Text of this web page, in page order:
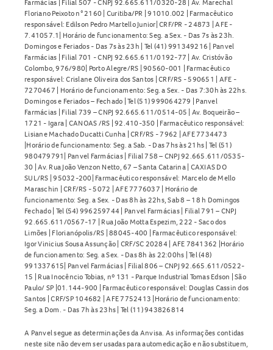
Farmácias | Filial 507 - CNPJ 92.665.611/0320-28 | Av. Marechal
Floriano Peixoto n° 2160 | Curitiba/PR | 91010.002 | Farmacêutico
responsável: Edilson Pedro Martello Junior| CRF/PR - 24873 | AFE -
7.41057.1| Horário de funcionamento: Seg. a Sex. - Das 7s às 23h.
Domingos e Feriados - Das 7s às 23h | Tel (41) 991349216 | Panvel
Farmácias | Filial 701 - CNPJ 92.665.611/0192-77 | Av. Cristóvão
Colombo, 976/980| Porto Alegre/RS | 90560-001 | Farmacêutico
responsável: Crislane Oliveira dos Santos | CRF/RS - 590651 | AFE -
7270467 | Horário de funcionamento: Seg. a Sex. - Das 7:30h às 22hs.
Domingos e Feriados – Fechado | Tel (51) 999064279 | Panvel
Farmácias | Filial 739 – CNPJ 92.665.611/0514-05 | Av. Boqueirão –
1721 - Igara | CANOAS /RS | 92.410-350 | Farmacêutico responsável:
Lisiane Machado Ducatti Cunha | CRF/RS - 7962 | AFE 7734473
|Horário de funcionamento: Seg. a Sab. - Das 7hs às 21hs | Tel (51)
980479791| Panvel Farmácias | Filial 758 – CNPJ 92.665.611/0535-
30 | Av. Rua João Venzon Netto, 67 – Santa Catarina | CAXIAS DO
SUL/RS | 95032-200| Farmacêutico responsável: Marcelo de Mello
Maraschin | CRF/RS - 5072 | AFE 7776037 | Horário de
funcionamento: Seg. a Sex. - Das 8h às 22hs, Sab 8 – 18 h Domingos
Fechado | Tel (54) 996259744 | Panvel Farmácias | Filial 791 – CNPJ
92.665.611/0567-17 | Rua João Motta Espezim, 222 - Saco dos
Limões | Florianópolis/RS | 88045-400 | Farmacêutico responsável:
Igor Vinicius Sousa Assunção | CRF/SC 20284 | AFE 7841362 |Horário
de funcionamento: Seg. a Sex. - Das 8h às 22:00hs | Tel (48)
991337615| Panvel Farmácias | Filial 806 – CNPJ 92.665.611/0522-
15 | Rua Inocêncio Tobias, nº 131 - Parque Industrial Tomas Edson | São
Paulo/ SP |01.144-900 | Farmacêutico responsável: Douglas Cassin dos
Santos | CRF/SP 104682 | AFE 7752413 |Horário de funcionamento:
Seg. a Dom. - Das 7h às 23hs | Tel (11) 943826814
A Panvel segue as determinações da Anvisa. As informações contidas
neste site não devem ser usadas para automedicação e não substituem,